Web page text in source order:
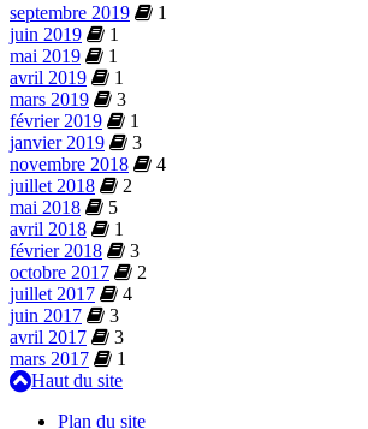
septembre 2019
1
juin 2019
1
mai 2019
1
avril 2019
1
mars 2019
3
février 2019
1
janvier 2019
3
novembre 2018
4
juillet 2018
2
mai 2018
5
avril 2018
1
février 2018
3
octobre 2017
2
juillet 2017
4
juin 2017
3
avril 2017
3
mars 2017
1
Haut du site
Plan du site